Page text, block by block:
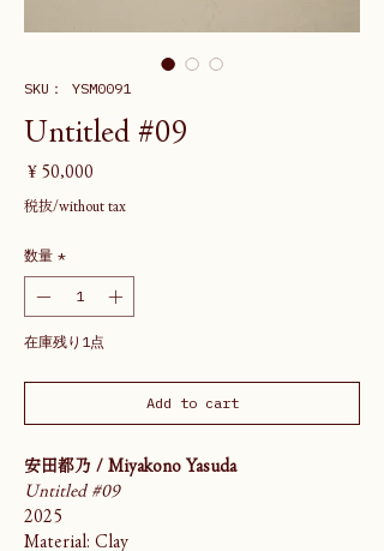
SKU： YSM0091
Untitled #09
￥50,000
税抜/without tax
数量 *
在庫残り1点
Add to cart
安田都乃 / Miyakono Yasuda
Untitled #09
2025
Material: Clay